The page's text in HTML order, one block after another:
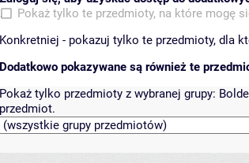
Pokaż tylko te przedmioty, na które mogę
Konkretniej - pokazuj tylko te przedmioty, dla
Dodatkowo pokazywane są również te
Pokaż tylko przedmioty z wybranej grupy:
przedmiot.